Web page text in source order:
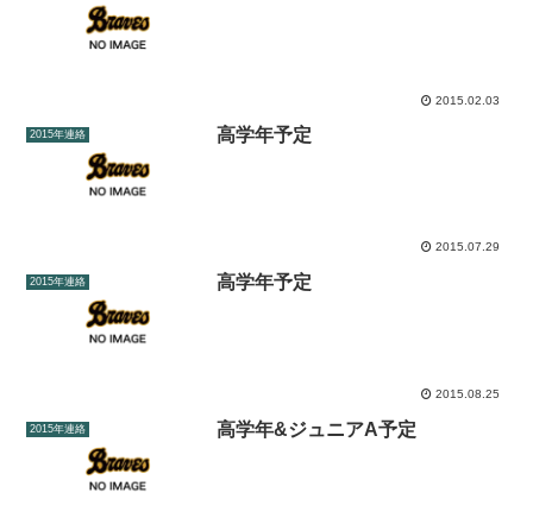
2015.02.03
2015年連絡 高学年予定
2015.07.29
2015年連絡 高学年予定
2015.08.25
2015年連絡 高学年&ジュニアA予定